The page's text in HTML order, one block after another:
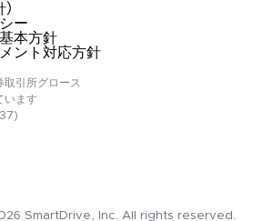
ー
本方針
ント対応方針
取引所グロース
います
SmartDrive, Inc. All rights reserved.